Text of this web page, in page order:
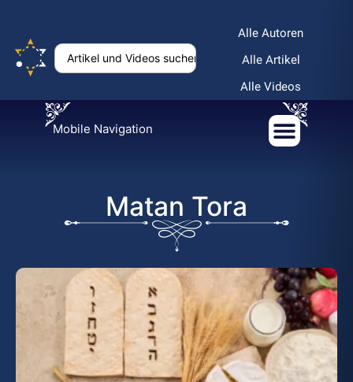
Alle Autoren
Alle Artikel
Alle Videos
Mobile Navigation
Matan Tora